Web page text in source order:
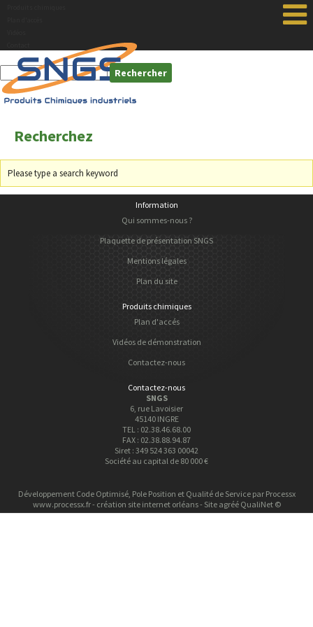
Recherchez
Please type a search keyword
Information
Qui sommes-nous ?
Plaquette de présentation SNGS
Mentions légales
Plan du site
Produits chimiques
Plan d'accés
Vidéos de démonstration
Contactez-nous
Contactez-nous
SNGS
6, rue Lavoisier
45140 INGRE
TEL : 02.38.46.68.00
FAX : 02.38.88.94.87
Siret : 349 524 363 00042
Société au capital de 80 000 €
Développement Code Optimisé, Pole Position et Qualité de Service par Processx
www.processx.fr - création site internet orléans- Site agréé QualiNet ©